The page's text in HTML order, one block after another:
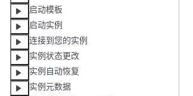
启动模板
启动实例
连接到您的实例
实例状态更改
实例自动恢复
实例元数据